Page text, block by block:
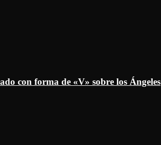
con forma de «V» sobre los Ángeles